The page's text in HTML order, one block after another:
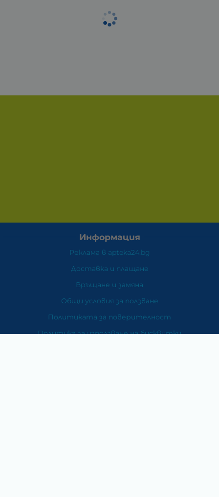
Информация
Реклама в apteka24.bg
Доставка и плащане
Връщане и замяна
Общи условия за ползване
Политиката за поверителност
Политика за използване на бисквитки